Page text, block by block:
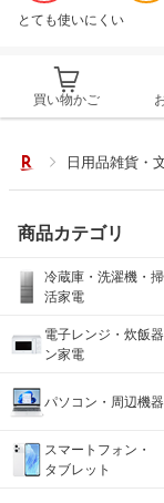
とても使いにくい
買い物かご
日用品雑貨・
商品カテゴリ
冷蔵庫・洗濯機・
活家電
電子レンジ・炊飯
ン家電
パソコン・周辺機器
スマートフォン・
タブレット